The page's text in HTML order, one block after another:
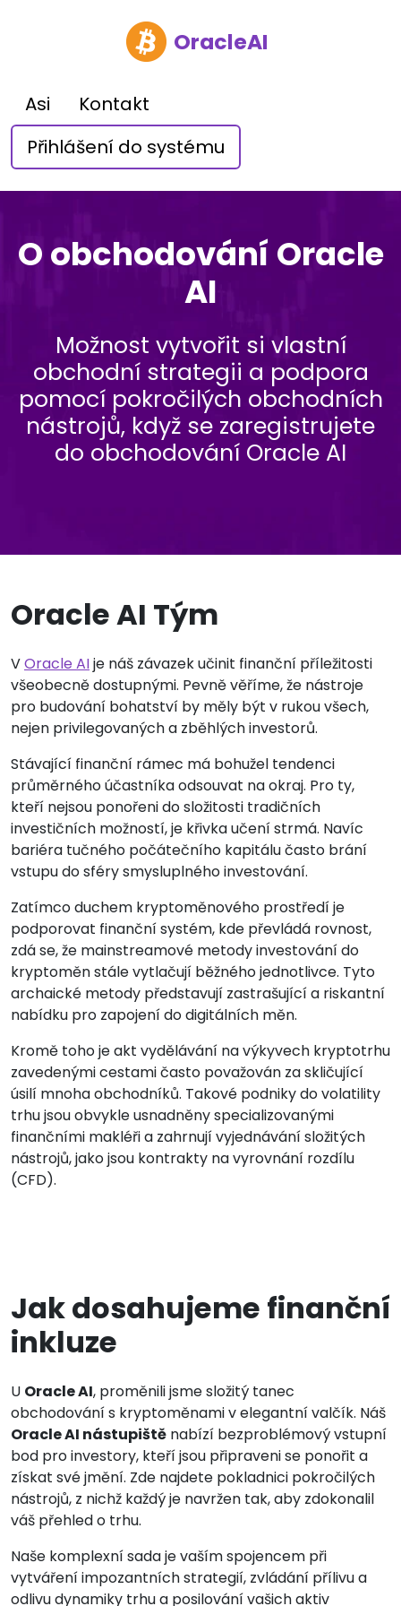
OracleAI
Asi
Kontakt
Přihlášení do systému
O obchodování Oracle
AI
Možnost vytvořit si vlastní
obchodní strategii a podpora
pomocí pokročilých obchodních
nástrojů, když se zaregistrujete
do obchodování Oracle AI
Oracle AI Tým
VOracle AIje náš závazek učinit finanční příležitosti
všeobecně dostupnými. Pevně věříme, že nástroje
pro budování bohatství by měly být v rukou všech,
nejen privilegovaných a zběhlých investorů.
Stávající finanční rámec má bohužel tendenci
průměrného účastníka odsouvat na okraj. Pro ty,
kteří nejsou ponořeni do složitosti tradičních
investičních možností, je křivka učení strmá. Navíc
bariéra tučného počátečního kapitálu často brání
vstupu do sféry smysluplného investování.
Zatímco duchem kryptoměnového prostředí je
podporovat finanční systém, kde převládá rovnost,
zdá se, že mainstreamové metody investování do
kryptoměn stále vytlačují běžného jednotlivce. Tyto
archaické metody představují zastrašující a riskantní
nabídku pro zapojení do digitálních měn.
Kromě toho je akt vydělávání na výkyvech kryptotrhu
zavedenými cestami často považován za skličující
úsilí mnoha obchodníků. Takové podniky do volatility
trhu jsou obvykle usnadněny specializovanými
finančními makléři a zahrnují vyjednávání složitých
nástrojů, jako jsou kontrakty na vyrovnání rozdílu
(CFD).
Jak dosahujeme finanční
inkluze
U Oracle AI, proměnili jsme složitý tanec
obchodování s kryptoměnami v elegantní valčík. Náš
Oracle AI nástupiště nabízí bezproblémový vstupní
bod pro investory, kteří jsou připraveni se ponořit a
získat své jmění. Zde najdete pokladnici pokročilých
nástrojů, z nichž každý je navržen tak, aby zdokonalil
váš přehled o trhu.
Naše komplexní sada je vaším spojencem při
vytváření impozantních strategií, zvládání přílivu a
odlivu dynamiky trhu a posilování vašich aktiv